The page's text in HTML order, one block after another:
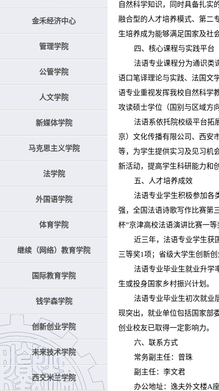
金禾经济中心
管理学院
公管学院
人文学院
新媒体学院
马克思主义学院
法学院
外国语学院
体育学院
继续（网络）教育学院
国际教育学院
钱学森学院
创新创业学院
未来技术学院
西交米兰学院
自然科学知识，同时具备扎实
融合型的人才培养模式、第二
生培养成为能够满足国家及社
四、核心课程与实践平台
法语专业课程分为通识类课
语口笔译理论与实践、法国文
语专业重视发挥我校自然科学
攻读硕士学位（国别与区域方
法语系依托院校级平台拓展
京）文化传播有限公司、西安
等，为学生提供实习及见习机
新活动，提高学生科研能力和
五、人才培养成效
法语专业学生积极参加各类
强，全国法语诗歌写作比赛第
杯”京津高校法语演讲比赛一
近三年，法语专业学生获国
三等奖1项；省级大学生创新
法语专业毕业生就业升学率
生或投身国家乡村振兴计划。
法语专业毕业生初次就业层
现突出，就业单位包括国家部
创业校友已取得一定影响力。
六、联系方式
常务副主任：曾珠
副主任：李文君
办公地址：逸夫外文楼A座